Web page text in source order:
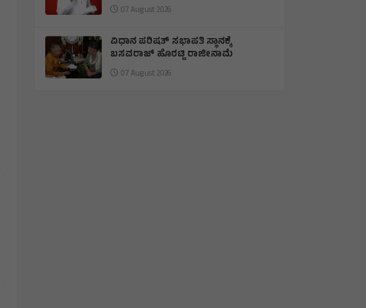
07 August 2026
ವಿಧಾನ ಪರಿಷತ್ ಸಭಾಪತಿ ಸ್ಥಾನಕ್ಕೆ
ಬಸವರಾಜ್ ಹೊರಟ್ಟಿ ರಾಜೀನಾಮೆ
07 August 2026